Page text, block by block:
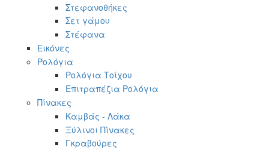
Στεφανοθήκες
Σετ γάμου
Στέφανα
Εικόνες
Ρολόγια
Ρολόγια Τοίχου
Επιτραπέζια Ρολόγια
Πίνακες
Καμβάς - Λάκα
Ξύλινοι Πίνακες
Γκραβούρες